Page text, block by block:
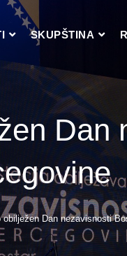
SKUPŠTINA
Dan
Dan nezavisnosti